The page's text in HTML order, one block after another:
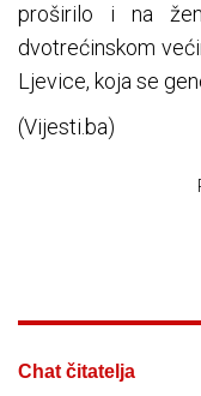
proširilo i na
dvotrećinskom
Ljevice, koja se
(Vijesti.ba)
Chat čitatelja